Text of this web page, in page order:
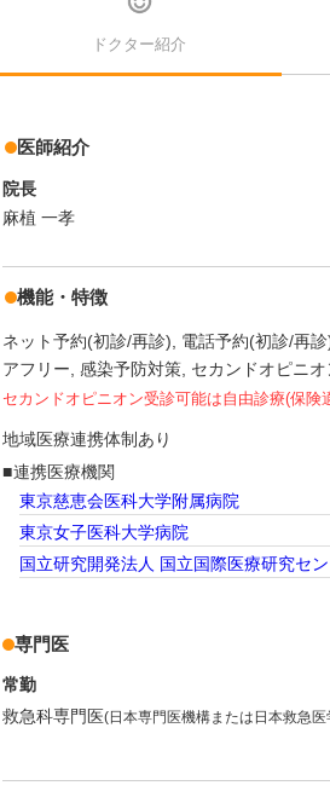
ドクター紹介
医師紹介
院長
麻植 一孝
機能・特徴
ネット予約(初診/再診) 電話予約(初診/再診
アフリー 感染予防対策 セカンドオピニ
セカンドオピニオン受診可能は自由診療(保険
地域医療連携体制あり
連携医療機関
東京慈恵会医科大学附属病院
東京女子医科大学病院
国立研究開発法人 国立国際医療研究セ
専門医
常勤
救急科専門医(日本専門医機構または日本救急医